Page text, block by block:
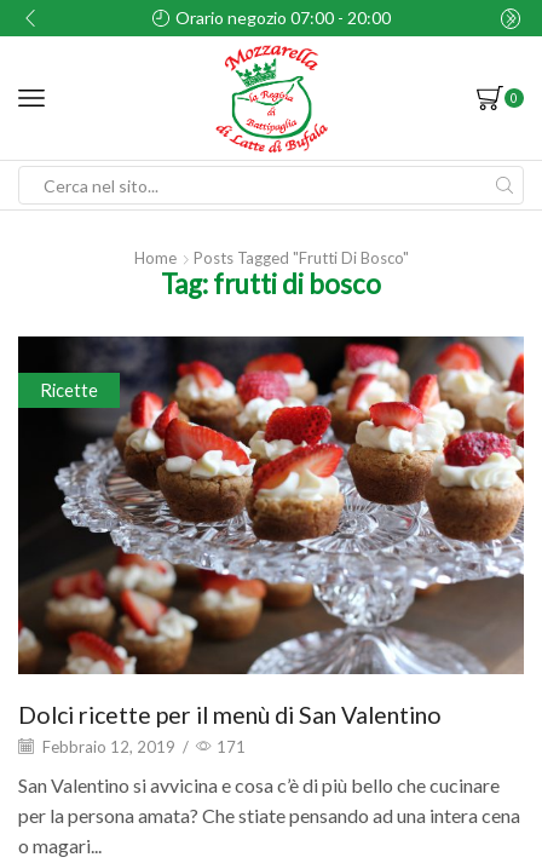
Orario negozio 07:00 - 20:00
0
Home Posts Tagged "frutti Di Bosco"
Tag: frutti di bosco
Ricette
Dolci ricette per il menù di San Valentino
Febbraio 12, 2019 / 171
San Valentino si avvicina e cosa c’è di più bello che cucinare
per la persona amata? Che stiate pensando ad una intera cena
o magari...